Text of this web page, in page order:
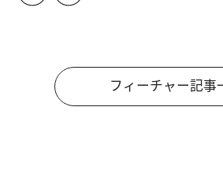
フィーチャー記事